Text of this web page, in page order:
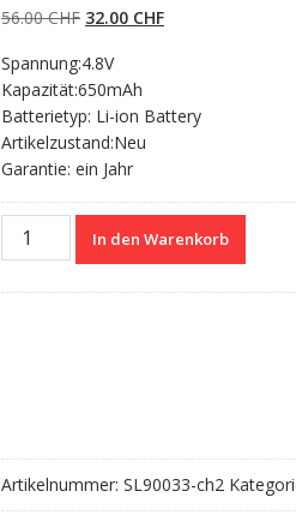
basierend auf
Kundenbewertun
56.00CHF Ursprünglicher
war:
56.00 CHF
32.00 CHFAktueller
Spannung:4.8V
Kapazität:650mAh
Batterietyp: Li-ion Battery
Artikelzustand:Neu
Garantie: ein Jahr
Nagelneuer
Akku
In den Warenkorb
Artikelnummer: SL90033-ch2